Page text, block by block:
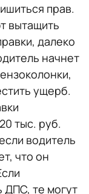
прав.
вытащить
далеко
начнет
ущерб.
тыс. руб.
водитель
что он
ДПС, те могут